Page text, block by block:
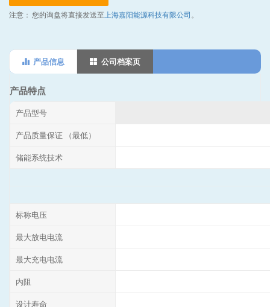
注意： 您的询盘将直接发送至 上海嘉阳能源科技有限公司 。
产品信息 公司档案页
产品特点
产品型号
产品质量保证 （最低）
储能系统技术
标称电压
最大放电电流
最大充电电流
内阻
设计寿命